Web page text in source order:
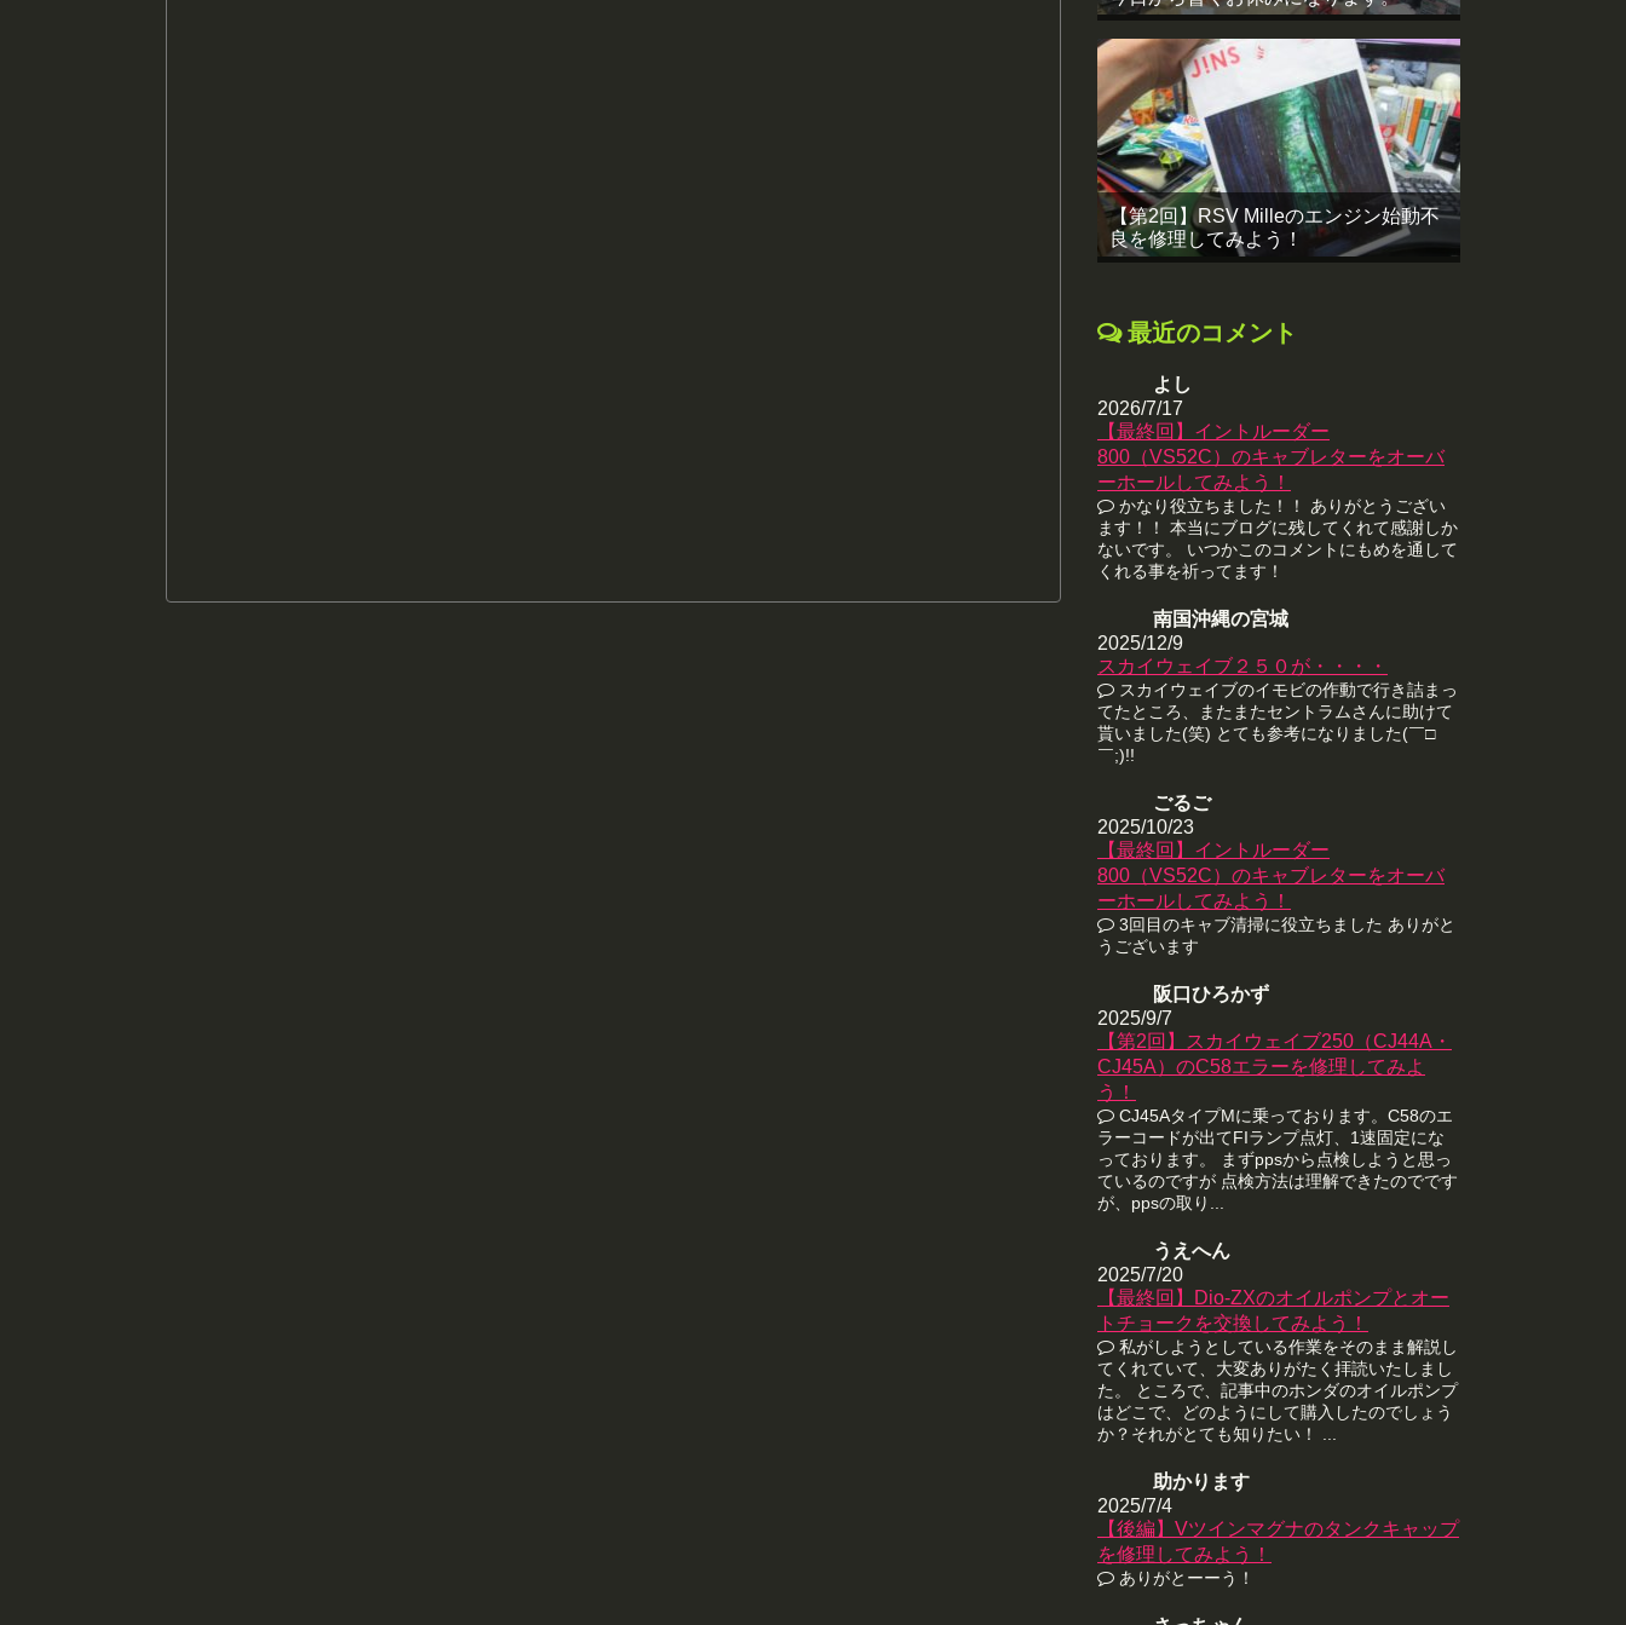
【第2回】RSV Milleのエンジン始動不
良を修理してみよう！
最近のコメント
よし
2026/7/17
【最終回】イントルーダー
800（VS52C）のキャブレターをオーバ
ーホールしてみよう！
かなり役立ちました！！ ありがとうござい
ます！！ 本当にブログに残してくれて感謝しか
ないです。 いつかこのコメントにもめを通して
くれる事を祈ってます！
南国沖縄の宮城
2025/12/9
スカイウェイブ２５０が・・・・
スカイウェイブのイモビの作動で行き詰まっ
てたところ、またまたセントラムさんに助けて
貰いました(笑) とても参考になりました(￣□
￣;)!!
ごるご
2025/10/23
【最終回】イントルーダー
800（VS52C）のキャブレターをオーバ
ーホールしてみよう！
3回目のキャブ清掃に役立ちました ありがと
うございます
阪口ひろかず
2025/9/7
【第2回】スカイウェイブ250（CJ44A・
CJ45A）のC58エラーを修理してみよ
う！
CJ45AタイプMに乗っております。C58のエ
ラーコードが出てFIランプ点灯、1速固定にな
っております。 まずppsから点検しようと思っ
ているのですが 点検方法は理解できたのでです
が、ppsの取り...
うえへん
2025/7/20
【最終回】Dio-ZXのオイルポンプとオー
トチョークを交換してみよう！
私がしようとしている作業をそのまま解説し
てくれていて、大変ありがたく拝読いたしまし
た。 ところで、記事中のホンダのオイルポンプ
はどこで、どのようにして購入したのでしょう
か？それがとても知りたい！ ...
助かります
2025/7/4
【後編】Vツインマグナのタンクキャップ
を修理してみよう！
ありがとーーう！